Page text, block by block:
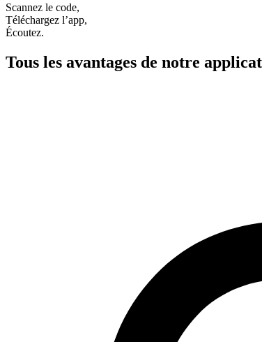
Scannez le code,
Téléchargez l’app,
Écoutez.
Tous les avantages de notre